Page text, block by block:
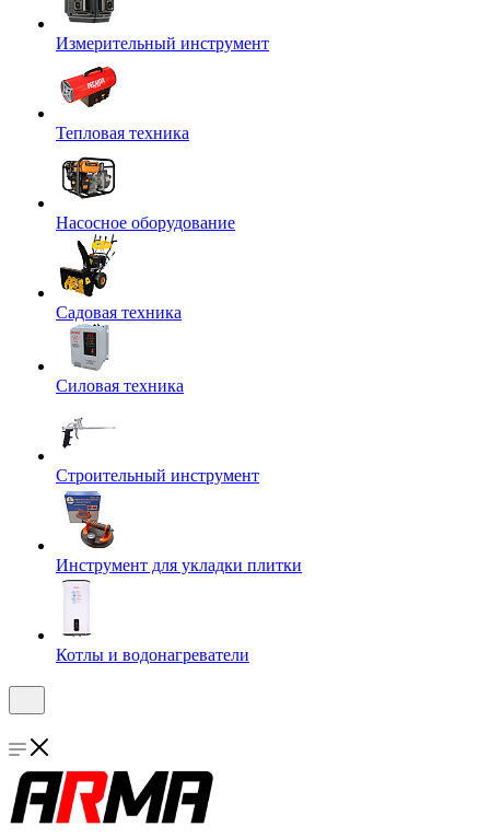
Измерительный инструмент
Тепловая техника
Насосное оборудование
Садовая техника
Силовая техника
Строительный инструмент
Инструмент для укладки плитки
Котлы и водонагреватели